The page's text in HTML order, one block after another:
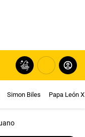
Simon Biles Papa León